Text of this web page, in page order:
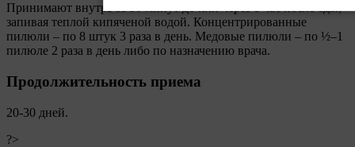
Принимают внутрь за 30 минут до или через 1 час после еды,
запивая теплой кипяченой водой. Концентрированные
пилюли – по 8 штук 3 раза в день. Медовые пилюли – по ½–1
пилюле 2 раза в день либо по назначению врача.
Продолжительность приема
20-30 дней.
?>